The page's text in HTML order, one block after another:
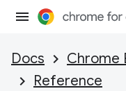
Docs Chrome
Reference